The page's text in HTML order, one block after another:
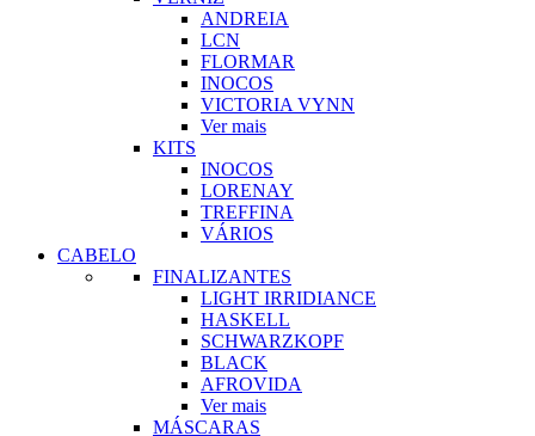
ANDREIA
LCN
FLORMAR
INOCOS
VICTORIA VYNN
Ver mais
KITS
INOCOS
LORENAY
TREFFINA
VÁRIOS
CABELO
FINALIZANTES
LIGHT IRRIDIANCE
HASKELL
SCHWARZKOPF
BLACK
AFROVIDA
Ver mais
MÁSCARAS